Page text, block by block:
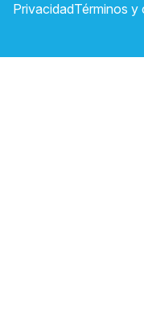
PrivacidadTérminos y